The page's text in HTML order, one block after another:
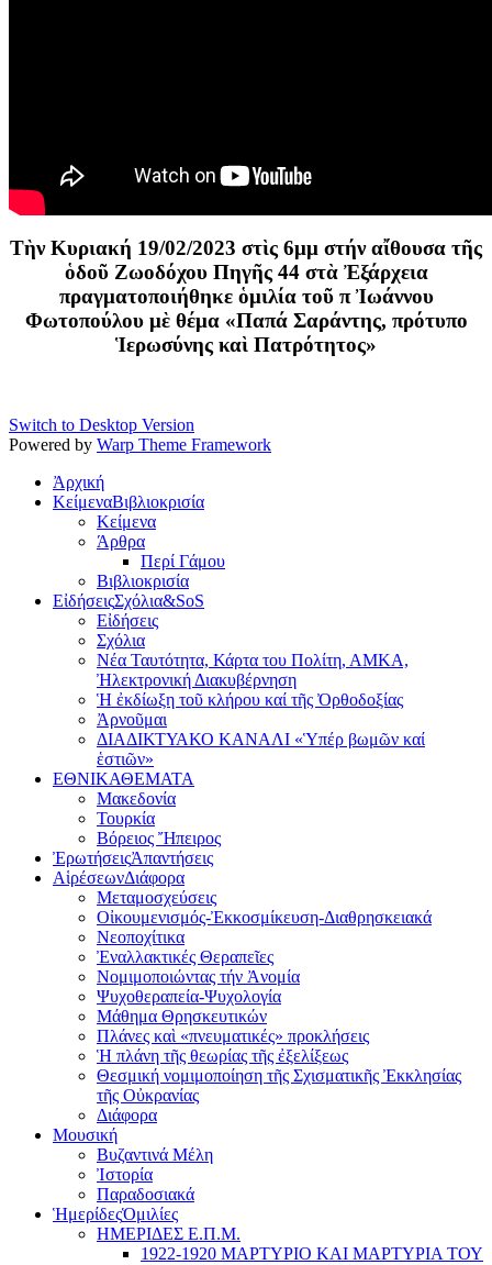
Τὴν Κυριακή 19/02/2023 στὶς 6μμ στήν αἴθουσα τῆς
ὁδοῦ Ζωοδόχου Πηγῆς 44 στὰ Ἐξάρχεια
πραγματοποιήθηκε ὁμιλία τοῦ π Ἰωάννου
Φωτοπούλου μὲ θέμα «Παπά Σαράντης, πρότυπο
Ἱερωσύνης καὶ Πατρότητος»
Switch to Desktop Version
Powered by Warp Theme Framework
Ἀρχική
ΚείμεναΒιβλιοκρισία
Κείμενα
Άρθρα
Περί Γάμου
Βιβλιοκρισία
ΕἰδήσειςΣχόλια&SoS
Εἰδήσεις
Σχόλια
Νέα Ταυτότητα, Κάρτα του Πολίτη, ΑΜΚΑ,
Ἠλεκτρονική Διακυβέρνηση
Ἡ ἐκδίωξη τοῦ κλήρου καί τῆς Ὀρθοδοξίας
Ἀρνοῦμαι
ΔΙΑΔΙΚΤΥΑΚΟ ΚΑΝΑΛΙ «Ὑπέρ βωμῶν καί
ἑστιῶν»
ΕΘΝΙΚΑΘΕΜΑΤΑ
Μακεδονία
Τουρκία
Βόρειος Ἤπειρος
ἘρωτήσειςἈπαντήσεις
ΑἱρέσεωνΔιάφορα
Μεταμοσχεύσεις
Οἰκουμενισμός-Ἐκκοσμίκευση-Διαθρησκειακά
Νεοποχίτικα
Ἐναλλακτικές Θεραπεῖες
Νομιμοποιώντας τήν Ἀνομία
Ψυχοθεραπεία-Ψυχολογία
Μάθημα Θρησκευτικών
Πλάνες καὶ «πνευματικές» προκλήσεις
Ἡ πλάνη τῆς θεωρίας τῆς ἐξελίξεως
Θεσμική νομιμοποίηση τῆς Σχισματικῆς Ἐκκλησίας
τῆς Οὐκρανίας
Διάφορα
Μουσική
Βυζαντινά Μέλη
Ἰστορία
Παραδοσιακά
ἩμερίδεςὉμιλίες
ΗΜΕΡΙΔΕΣ Ε.Π.Μ.
1922-1920 ΜΑΡΤΥΡΙΟ ΚΑI ΜΑΡΤΥΡIΑ ΤΟΥ